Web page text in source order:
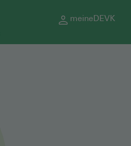
meineDEVK